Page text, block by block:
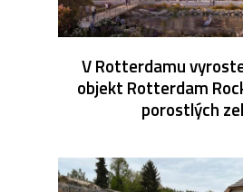
V Rotterdamu
objekt Rotterdam
porostlých